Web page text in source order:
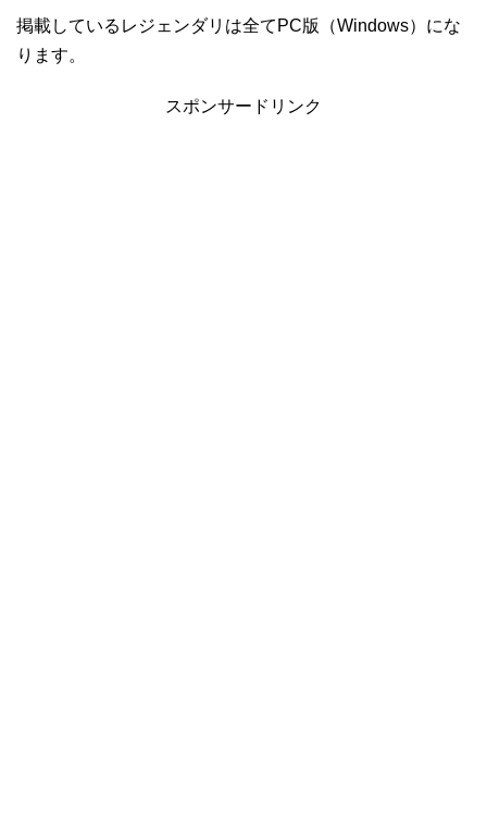
掲載しているレジェンダリは全てPC版（Windows）にな
ります。
スポンサードリンク